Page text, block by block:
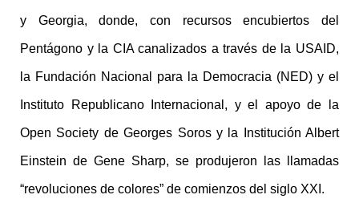
y Georgia, donde, con recursos encubiertos del
Pentágono y la CIA canalizados a través de la USAID,
la Fundación Nacional para la Democracia (NED) y el
Instituto Republicano Internacional, y el apoyo de la
Open Society de Georges Soros y la Institución Albert
Einstein de Gene Sharp, se produjeron las llamadas
“revoluciones de colores” de comienzos del siglo XXI.